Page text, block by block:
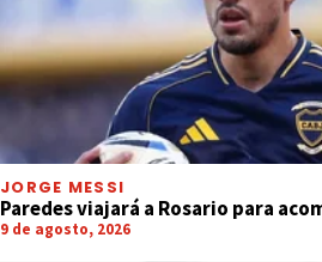
JORGE MESSI
Paredes viajará a Rosario para
9 de agosto, 2026